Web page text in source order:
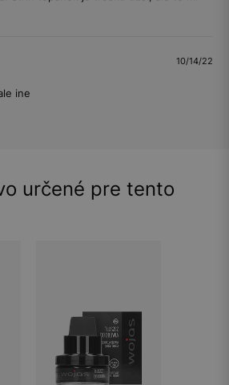
10/14/22
ine
určené pre tento